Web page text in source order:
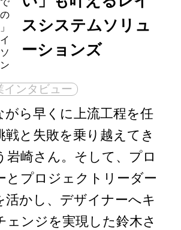
スシステムソリュ
ーションズ
インタビュー
がら早くに上流工程を任
戦と失敗を乗り越えてき
岩崎さん。そして、プロ
とプロジェクトリーダー
活かし、デザイナーへキ
ェンジを実現した鈴木さ